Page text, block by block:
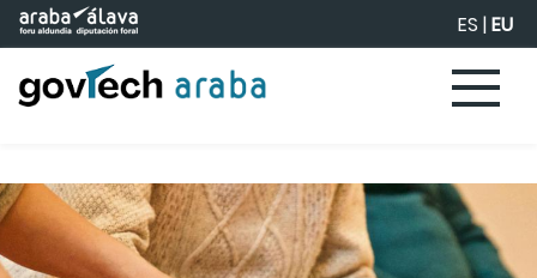
Eduki nagusira joan ES |EU